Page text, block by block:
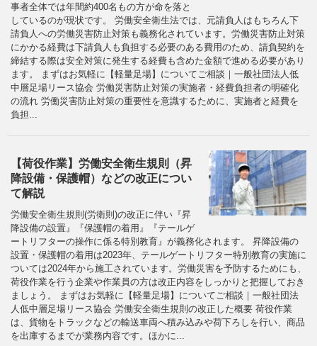
事者全体では年間約400名もの方が命を落と
しているのが現状です。 労働安全衛生法では、元請負人はもちろん下
請負人への労働災害防止対策も義務化されています。労働災害防止対策
にかかる経費は下請負人も負担する必要のある費用のため、請負契約を
締結する際は安全対策に発生する経費も含めた金額で進める必要があり
ます。 まずはお気軽に【軽量足場】についてご相談｜一般社団法人低
中層足場リース協会 労働災害防止対策の実施者・経費負担者の明確化
の流れ 労働災害防止対策の重要性を意識するために、実施者と経費を
負担...
【荷役作業】労働安全衛生規則（昇
降設備・保護帽）などの改正につい
て解説
労働安全衛生規則(労衛則)の改正に伴い『昇
降設備の設置』『保護帽の着用』『テールゲ
ートリフターの操作に係る特別教育』が義務化されます。 昇降設備の
設置・保護帽の着用は2023年、テールゲートリフター特別教育の実施に
ついては2024年から施工されています。労働災害を予防するためにも、
荷役作業を行う企業や作業員の方は改正内容をしっかりと把握しておき
ましょう。 まずはお気軽に【軽量足場】についてご相談｜一般社団法
人低中層足場リース協会 労働安全衛生規則の改正した概要 荷役作業
は、貨物をトラックなどの輸送車両へ積み込みや荷下ろしを行い、商品
を出庫するまでが業務内容です。ほかに...